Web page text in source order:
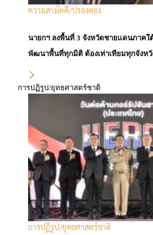
ความสามัคคี/ปรองดอง
นายกฯ ลงพื้นที่ 3 จังหวัดชายแดนภาคใ
พัฒนาพื้นที่ทุกมิติ ต้องเท่าเทียมทุกจังหวั
การปฏิรูป/ยุทธศาสตร์ชาติ
การปฏิรูป/ยุทธศาสตร์ชาติ
Krungthai ชี้เศรษฐกิ
Soft Landing ตลาด
ลงทุนหุ้นคุณภาพ รับผ